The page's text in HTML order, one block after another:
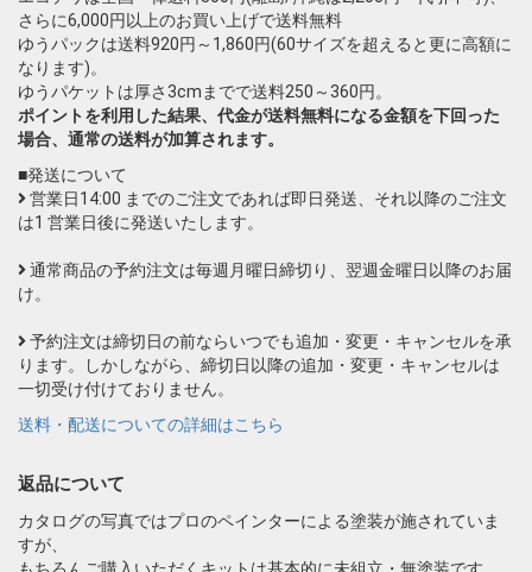
さらに6,000円以上のお買い上げで送料無料
ゆうパックは送料920円～1,860円(60サイズを超えると更に高額に
なります)。
ゆうパケットは厚さ3cmまでで送料250～360円。
ポイントを利用した結果、代金が送料無料になる金額を下回った
場合、通常の送料が加算されます。
■発送について
営業日14:00 までのご注文であれば即日発送、それ以降のご注文
は1 営業日後に発送いたします。
通常商品の予約注文は毎週月曜日締切り、翌週金曜日以降のお届
け。
予約注文は締切日の前ならいつでも追加・変更・キャンセルを承
ります。しかしながら、締切日以降の追加・変更・キャンセルは
一切受け付けておりません。
送料・配送についての詳細はこちら
返品について
カタログの写真ではプロのペインターによる塗装が施されていま
すが、